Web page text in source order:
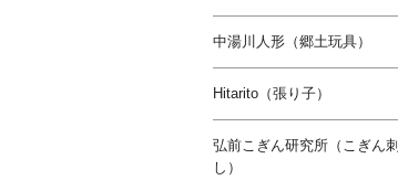
中湯川人形（郷土玩具）
Hitarito（張り子）
弘前こぎん研究所（こぎん刺
し）